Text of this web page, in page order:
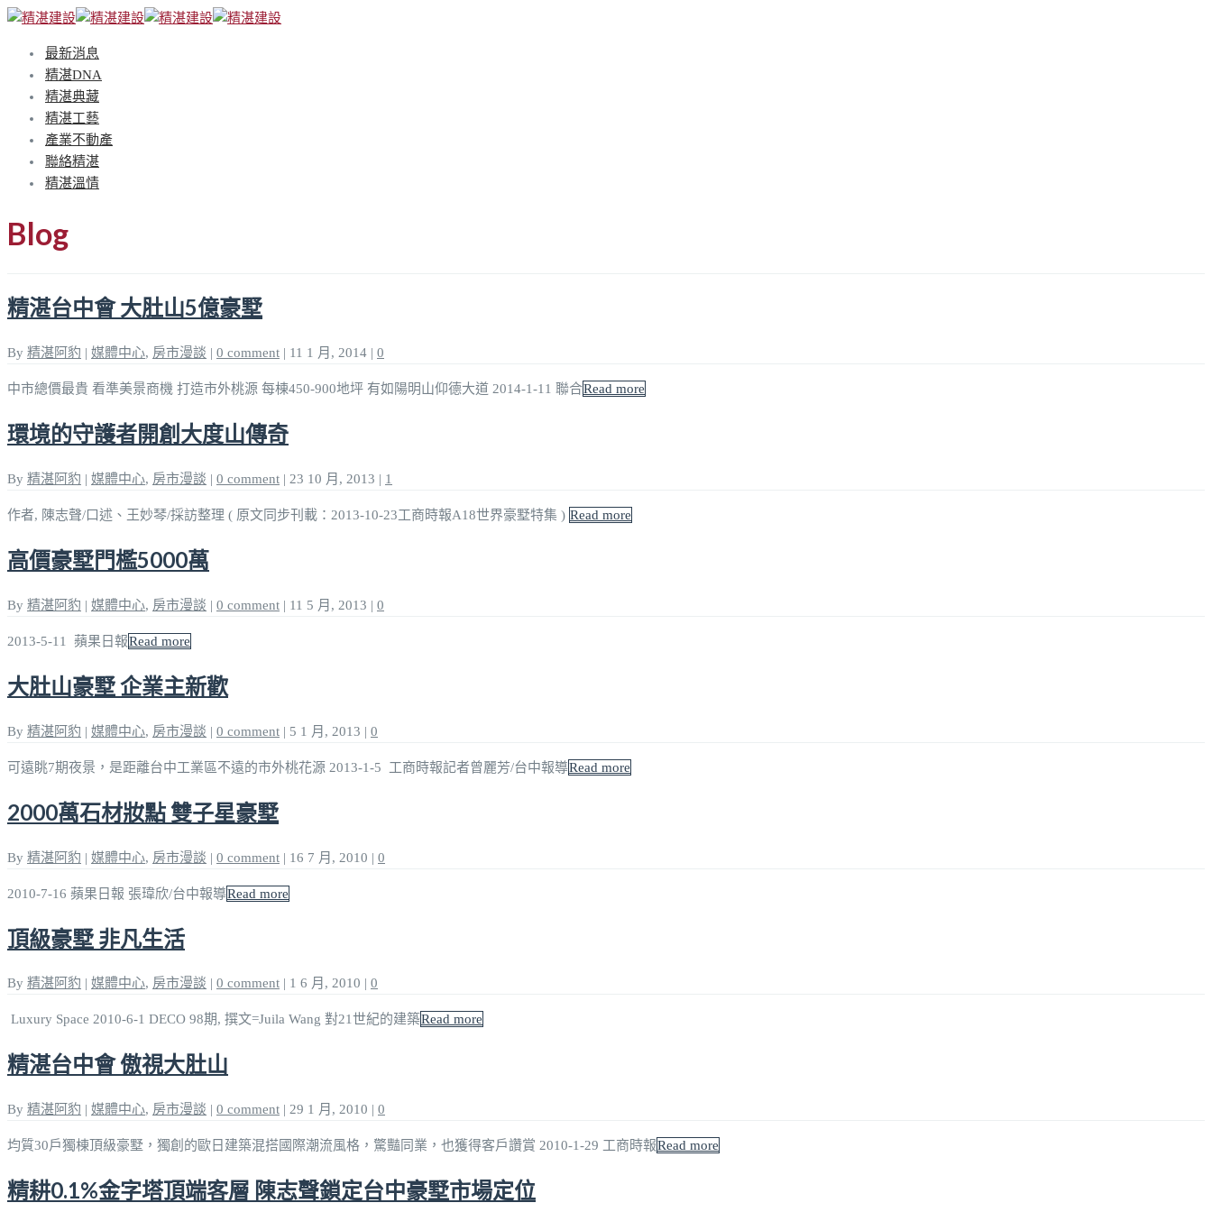
最新消息
精湛DNA
精湛典藏
精湛工藝
產業不動產
聯絡精湛
精湛溫情
Blog
精湛台中會 大肚山5億豪墅
By 精湛阿豹 | 媒體中心, 房市漫談 | 0 comment | 11 1 月, 2014 | 0
中市總價最貴 看準美景商機 打造市外桃源 每棟450-900地坪 有如陽明山仰德大道 2014-1-11 聯合Read more
環境的守護者開創大度山傳奇
By 精湛阿豹 | 媒體中心, 房市漫談 | 0 comment | 23 10 月, 2013 | 1
作者, 陳志聲/口述、王妙琴/採訪整理 ( 原文同步刊載：2013-10-23工商時報A18世界豪墅特集 ) Read more
高價豪墅門檻5000萬
By 精湛阿豹 | 媒體中心, 房市漫談 | 0 comment | 11 5 月, 2013 | 0
2013-5-11 蘋果日報Read more
大肚山豪墅 企業主新歡
By 精湛阿豹 | 媒體中心, 房市漫談 | 0 comment | 5 1 月, 2013 | 0
可遠眺7期夜景，是距離台中工業區不遠的市外桃花源 2013-1-5 工商時報記者曾麗芳/台中報導Read more
2000萬石材妝點 雙子星豪墅
By 精湛阿豹 | 媒體中心, 房市漫談 | 0 comment | 16 7 月, 2010 | 0
2010-7-16 蘋果日報 張瑋欣/台中報導Read more
頂級豪墅 非凡生活
By 精湛阿豹 | 媒體中心, 房市漫談 | 0 comment | 1 6 月, 2010 | 0
Luxury Space 2010-6-1 DECO 98期, 撰文=Juila Wang 對21世紀的建築Read more
精湛台中會 傲視大肚山
By 精湛阿豹 | 媒體中心, 房市漫談 | 0 comment | 29 1 月, 2010 | 0
均質30戶獨棟頂級豪墅，獨創的歐日建築混搭國際潮流風格，驚豔同業，也獲得客戶讚賞 2010-1-29 工商時報Read more
精耕0.1%金字塔頂端客層 陳志聲鎖定台中豪墅市場定位